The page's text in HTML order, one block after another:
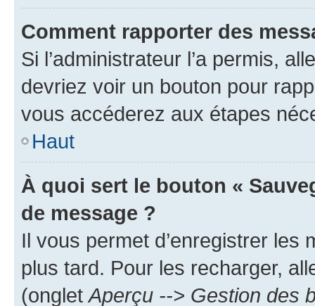
Comment rapporter des
Si l’administrateur l’a permis,
devriez voir un bouton pour
vous accéderez aux étapes
Haut
À quoi sert le bouton «
de message ?
Il vous permet d’enregistrer
plus tard. Pour les recharger,
(onglet Aperçu --> Gestion des